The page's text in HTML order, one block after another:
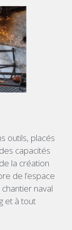
outils, placés
capacités
la création
de l’espace
naval
et à tout